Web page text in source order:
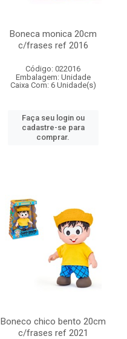
Boneca monica 20cm
c/frases ref 2016
Código: 022016
Embalagem: Unidade
Caixa Com: 6 Unidade(s)
Faça seu login ou
cadastre-se para
comprar.
Boneco chico bento 20cm
c/frases ref 2021